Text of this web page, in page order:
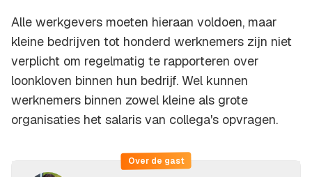
Alle werkgevers moeten hieraan voldoen, maar
kleine bedrijven tot honderd werknemers zijn niet
verplicht om regelmatig te rapporteren over
loonkloven binnen hun bedrijf. Wel kunnen
werknemers binnen zowel kleine als grote
organisaties het salaris van collega's opvragen.
Over de gast